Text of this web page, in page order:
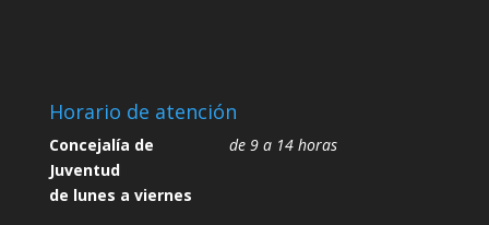
Horario de atención
Concejalía de
Juventud
de lunes a viernes
de 9 a 14 horas